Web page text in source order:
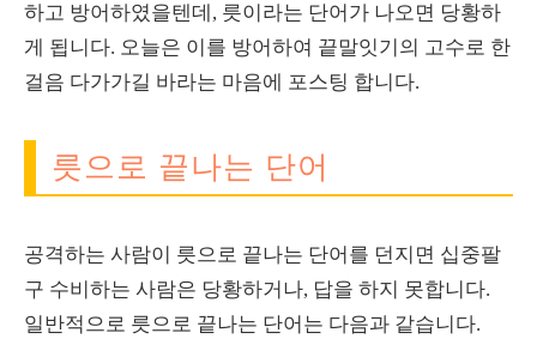
하고 방어하였을텐데, 릇이라는 단어가 나오면 당황하
게 됩니다. 오늘은 이를 방어하여 끝말잇기의 고수로 한
걸음 다가가길 바라는 마음에 포스팅 합니다.
릇으로 끝나는 단어
공격하는 사람이 릇으로 끝나는 단어를 던지면 십중팔
구 수비하는 사람은 당황하거나, 답을 하지 못합니다.
일반적으로 릇으로 끝나는 단어는 다음과 같습니다.